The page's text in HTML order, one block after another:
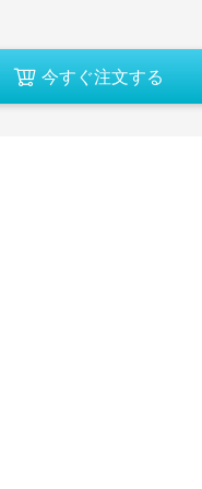
今すぐ注文する